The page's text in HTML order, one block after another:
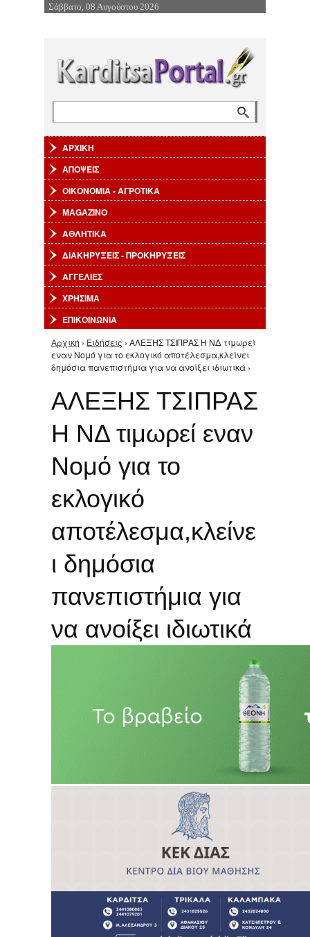
Επιστροφή στην Πλοήγηση
Σάββατο, 08 Αυγούστου 2026
ΑΡΧΙΚΗ
ΑΠΟΨΕΙΣ
ΟΙΚΟΝΟΜΙΑ - ΑΓΡΟΤΙΚΑ
MAGAZINO
ΑΘΛΗΤΙΚΑ
ΔΙΑΚΗΡΥΞΕΙΣ - ΠΡΟΚΗΡΥΞΕΙΣ
ΑΓΓΕΛΙΕΣ
ΧΡΗΣΙΜΑ
ΕΠΙΚΟΙΝΩΝΙΑ
Είστε εδώ
Αρχική › Ειδήσεις › ΑΛΕΞΗΣ ΤΣΙΠΡΑΣ Η ΝΔ τιμωρεί
εναν Νομό για το εκλογικό αποτέλεσμα,κλείνει
δημόσια πανεπιστήμια για να ανοίξει ιδιωτικά ›
ΑΛΕΞΗΣ ΤΣΙΠΡΑΣ
Η ΝΔ τιμωρεί εναν
Νομό για το
εκλογικό
αποτέλεσμα,κλείνε
ι δημόσια
πανεπιστήμια για
να ανοίξει ιδιωτικά